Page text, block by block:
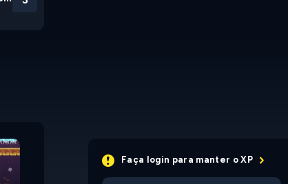
Faça login para manter o XP